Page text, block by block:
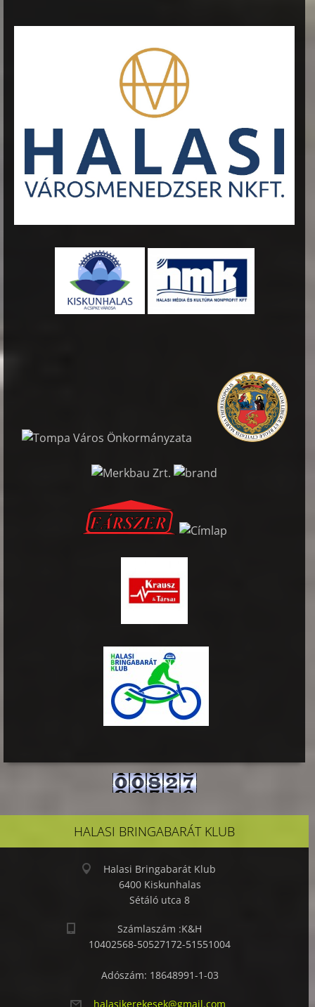
HALASI BRINGABARÁT KLUB
Halasi Bringabarát Klub
6400 Kiskunhalas
Sétáló utca 8
Számlaszám :K&H
10402568-50527172-51551004
Adószám: 18648991-1-03
halasikerekesek@gmail.com